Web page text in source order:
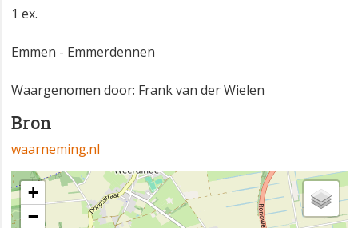
1 ex.
Emmen - Emmerdennen
Waargenomen door: Frank van der Wielen
Bron
waarneming.nl
+
−